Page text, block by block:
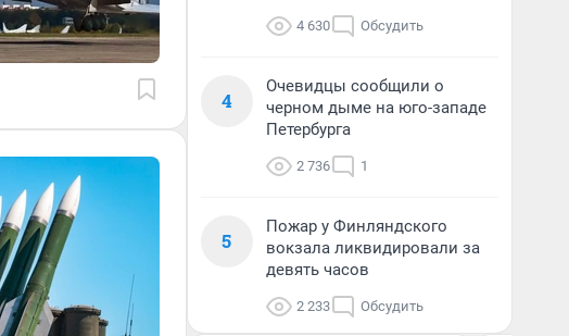
4 630 Обсудить
4
Очевидцы сообщили о
черном дыме на юго-западе
Петербурга
2 736 1
5
Пожар у Финляндского
вокзала ликвидировали за
девять часов
2 233 Обсудить